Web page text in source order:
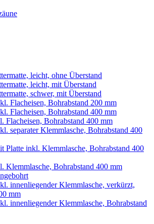
leicht, ohne Überstand
leicht, mit Überstand
schwer, mit Überstand
Flacheisen, Bohrabstand 200 mm
Flacheisen, Bohrabstand 400 mm
Flacheisen, Bohrabstand 400 mm
separater Klemmlasche, Bohrabstand 400
Platte inkl. Klemmlasche, Bohrabstand 400
Klemmlasche, Bohrabstand 400 mm
innenliegender Klemmlasche, verkürzt,
mm
innenliegender Klemmlasche, Bohrabstand